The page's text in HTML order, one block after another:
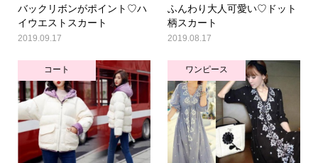
バックリボンがポイント♡ハ
イウエストスカート
2019.09.17
ふんわり大人可愛い♡ドット
柄スカート
2019.08.17
コート ワンピース